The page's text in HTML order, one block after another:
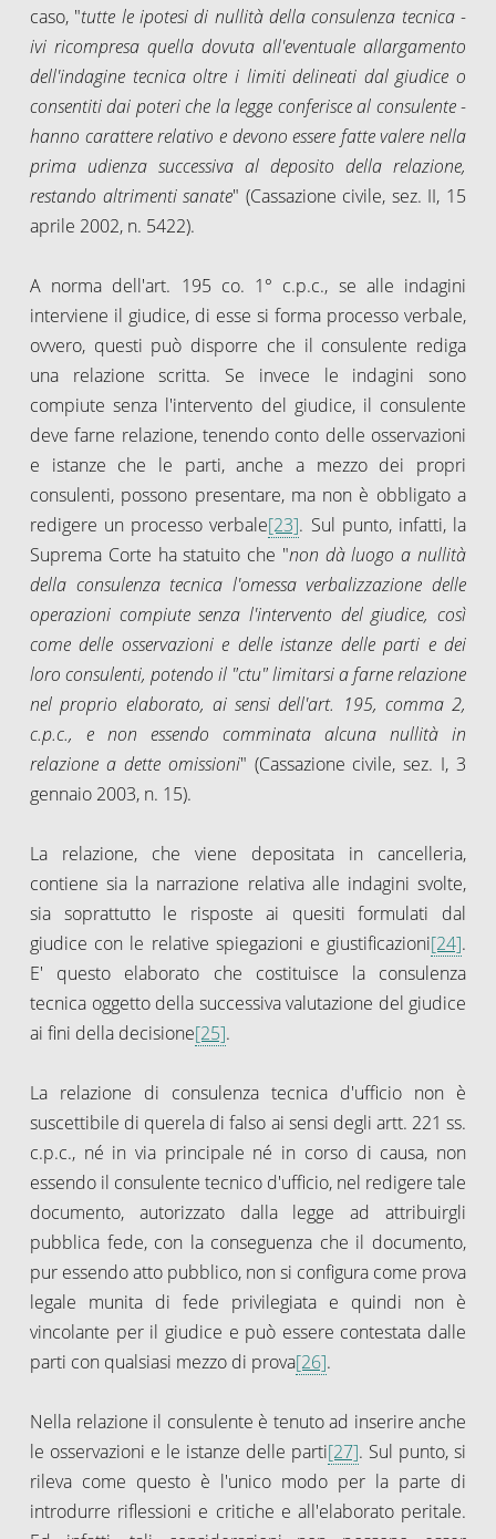
caso, "tutte le ipotesi di nullità della consulenza tecnica -
ivi ricompresa quella dovuta all'eventuale allargamento
dell'indagine tecnica oltre i limiti delineati dal giudice o
consentiti dai poteri che la legge conferisce al consulente -
hanno carattere relativo e devono essere fatte valere nella
prima udienza successiva al deposito della relazione,
restando altrimenti sanate" (Cassazione civile, sez. II, 15
aprile 2002, n. 5422).
A norma dell'art. 195 co. 1° c.p.c., se alle indagini
interviene il giudice, di esse si forma processo verbale,
ovvero, questi può disporre che il consulente rediga
una relazione scritta. Se invece le indagini sono
compiute senza l'intervento del giudice, il consulente
deve farne relazione, tenendo conto delle osservazioni
e istanze che le parti, anche a mezzo dei propri
consulenti, possono presentare, ma non è obbligato a
redigere un processo verbale[23]. Sul punto, infatti, la
Suprema Corte ha statuito che "non dà luogo a nullità
della consulenza tecnica l'omessa verbalizzazione delle
operazioni compiute senza l'intervento del giudice, così
come delle osservazioni e delle istanze delle parti e dei
loro consulenti, potendo il "ctu" limitarsi a farne relazione
nel proprio elaborato, ai sensi dell'art. 195, comma 2,
c.p.c., e non essendo comminata alcuna nullità in
relazione a dette omissioni" (Cassazione civile, sez. I, 3
gennaio 2003, n. 15).
La relazione, che viene depositata in cancelleria,
contiene sia la narrazione relativa alle indagini svolte,
sia soprattutto le risposte ai quesiti formulati dal
giudice con le relative spiegazioni e giustificazioni[24].
E' questo elaborato che costituisce la consulenza
tecnica oggetto della successiva valutazione del giudice
ai fini della decisione[25].
La relazione di consulenza tecnica d'ufficio non è
suscettibile di querela di falso ai sensi degli artt. 221 ss.
c.p.c., né in via principale né in corso di causa, non
essendo il consulente tecnico d'ufficio, nel redigere tale
documento, autorizzato dalla legge ad attribuirgli
pubblica fede, con la conseguenza che il documento,
pur essendo atto pubblico, non si configura come prova
legale munita di fede privilegiata e quindi non è
vincolante per il giudice e può essere contestata dalle
parti con qualsiasi mezzo di prova[26].
Nella relazione il consulente è tenuto ad inserire anche
le osservazioni e le istanze delle parti[27]. Sul punto, si
rileva come questo è l'unico modo per la parte di
introdurre riflessioni e critiche e all'elaborato peritale.